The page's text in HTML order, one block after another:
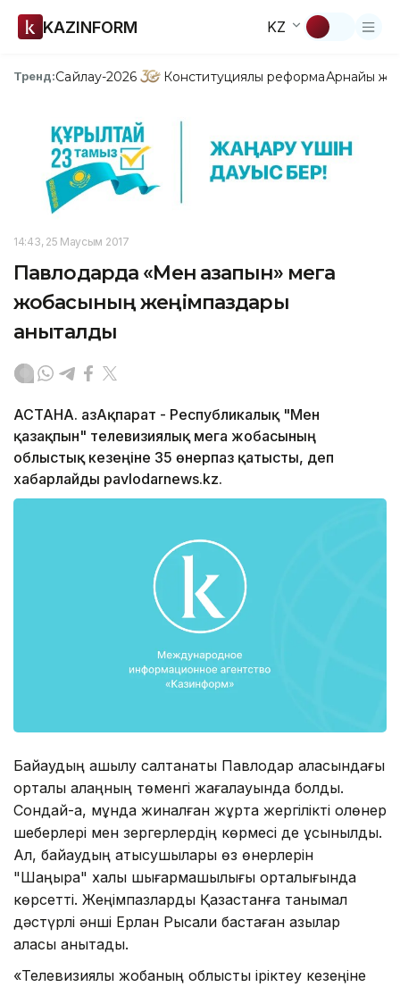
KAZINFORM KZ
Тренд:Сайлау-2026 Конституциялық реформаАрнайы
14:43, 25 Маусым 2017
Павлодарда «Мен қазақпын» мега
жобасының жеңімпаздары
анықталды
АСТАНА. ҚазАқпарат - Республикалық "Мен
қазақпын" телевизиялық мега жобасының
облыстық кезеңіне 35 өнерпаз қатысты, деп
xабарлайды pavlodarnews.kz.
Байқаудың ашылу салтанаты Павлодар қаласындағы
орталық алаңның төменгі жағалауында болды.
Сондай-ақ, мұнда жиналған жұртқа жергілікті қолөнер
шеберлері мен зергерлердің көрмесі де ұсынылды.
Ал, байқаудың қатысушылары өз өнерлерін
"Шаңырақ" xалық шығармашылығы орталығында
көрсетті. Жеңімпазларды Қазақстанға танымал
дәстүрлі әнші Ерлан Рысқали бастаған қазылар
алқасы анықтады.
«Телевизиялық жобаның облыстық іріктеу кезеңіне